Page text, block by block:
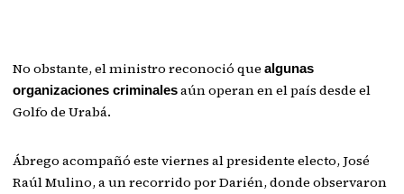
No obstante, el ministro reconoció quealgunas
organizaciones criminalesaún operan en el país desde el
Golfo de Urabá.
Ábrego acompañó este viernes al presidente electo, José
Raúl Mulino, a un recorrido por Darién, donde observaron